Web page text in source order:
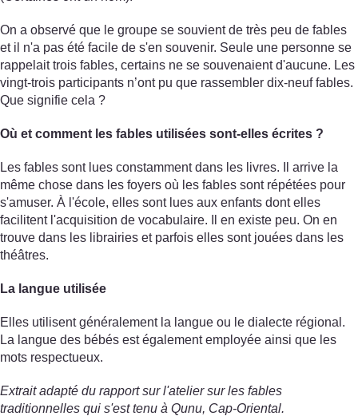
On a observé que le groupe se souvient de très peu de fables
et il n'a pas été facile de s'en souvenir. Seule une personne se
rappelait trois fables, certains ne se souvenaient d'aucune. Les
vingt-trois participants n’ont pu que rassembler dix-neuf fables.
Que signifie cela ?
Où et comment les fables utilisées sont-elles écrites ?
Les fables sont lues constamment dans les livres. Il arrive la
même chose dans les foyers où les fables sont répétées pour
s'amuser. À l'école, elles sont lues aux enfants dont elles
facilitent l'acquisition de vocabulaire. Il en existe peu. On en
trouve dans les librairies et parfois elles sont jouées dans les
théâtres.
La langue utilisée
Elles utilisent généralement la langue ou le dialecte régional.
La langue des bébés est également employée ainsi que les
mots respectueux.
Extrait adapté du rapport sur l'atelier sur les fables
traditionnelles qui s'est tenu à Qunu, Cap-Oriental.